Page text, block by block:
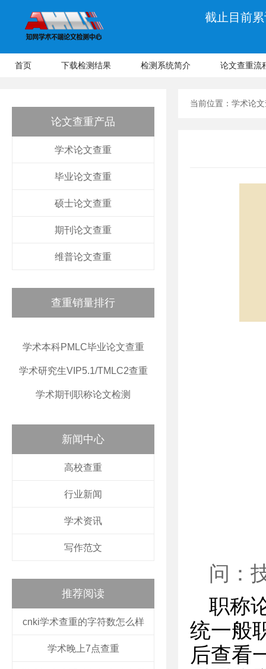
截止目前
首页 下载检测结果 检测系统简介 论文查重流
论文查重产品
学术论文查重
毕业论文查重
硕士论文查重
期刊论文查重
维普论文查重
查重销量排行
学术本科PMLC毕业论文查重
学术研究生VIP5.1/TMLC2查重
学术期刊职称论文检测
新闻中心
高校查重
行业新闻
学术资讯
写作范文
推荐阅读
cnki学术查重的字符数怎么样
学术晚上7点查重
当前位置： 学术论
问：
职称
统一般
后查看